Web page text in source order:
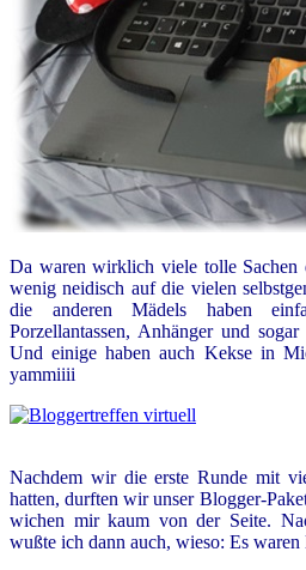
Da waren wirklich viele tolle Sachen
wenig neidisch auf die vielen
die anderen Mädels haben
Porzellantassen, Anhänger und
Und einige haben auch Kekse in
yammiiii
Nachdem wir die erste Runde mit
hatten, durften wir unser Blogger-
wichen mir kaum von der Seite.
wußte ich dann auch, wieso: Es